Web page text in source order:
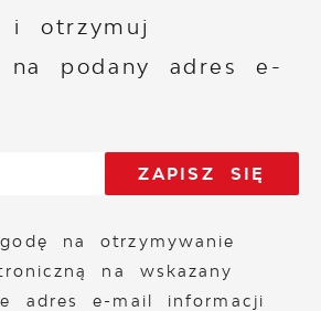
i otrzymuj
na podany adres e-
na otrzymywanie
na wskazany
adres e-mail informacji